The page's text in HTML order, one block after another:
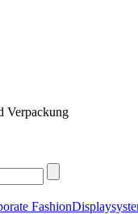
Verpackung
Fashion